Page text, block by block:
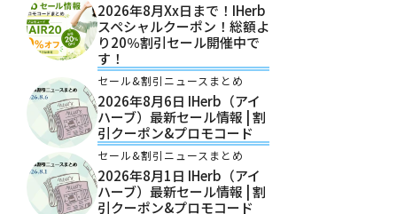
2026年8月xx日まで！iHerb
スペシャルクーポン！総額よ
り20％割引セール開催中で
す！
セール&割引ニュースまとめ
2026年8月6日 IHerb（アイ
ハーブ）最新セール情報 | 割
引クーポン&プロモコード
セール&割引ニュースまとめ
2026年8月1日 IHerb（アイ
ハーブ）最新セール情報 | 割
引クーポン&プロモコード